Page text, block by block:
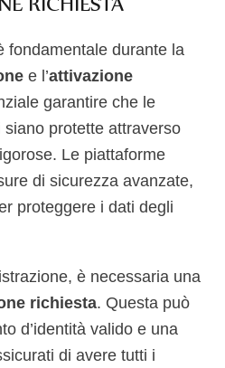
fondamentale durante la
e l’attivazione
garantire che le
protette attraverso
Le piattaforme
di sicurezza avanzate,
proteggere i dati degli
è necessaria una
richiesta. Questa può
d’identità valido e una
di avere tutti i